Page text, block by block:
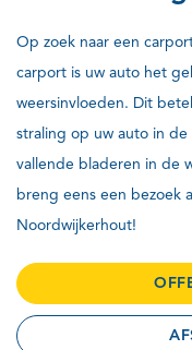
Op zoek naar een
carport is uw auto het
weersinvloeden. Dit
straling op uw auto in
vallende bladeren in de
breng eens een bezoek
Noordwijkerhout!